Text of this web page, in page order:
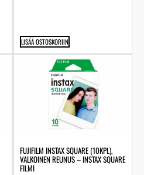
LISÄÄ OSTOSKORIIN
FUJIFILM INSTAX SQUARE (10KPL),
VALKOINEN REUNUS – INSTAX SQUARE
FILMI